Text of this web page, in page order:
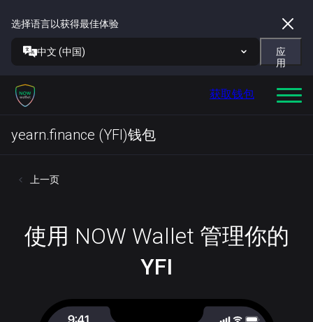
选择语言以获得最佳体验
中文 (中国)
应
用
获取钱包
yearn.finance (YFI)钱包
上一页
使用 NOW Wallet 管理你的
YFI